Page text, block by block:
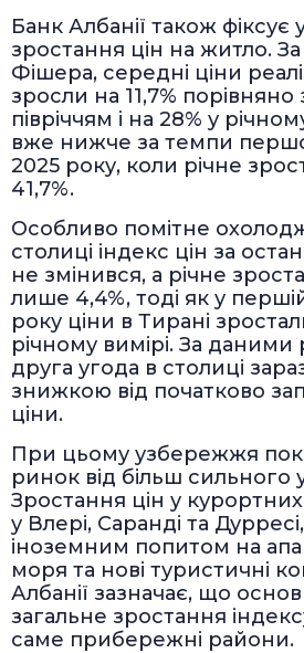
Банк Албанії також фіксує
зростання цін на житло.
Фішера, середні ціни
зросли на 11,7%
півріччям і на 28% у
вже нижче за темпи
2025 року, коли річне
41,7%.
Особливо помітне
столиці індекс цін за
не змінився, а річне
лише 4,4%, тоді як у
року ціни в Тирані
річному вимірі. За
друга угода в столиці
знижкою від початково
ціни.
При цьому узбережжя
ринок від більш сильного
Зростання цін у
у Влері, Саранді та
іноземним попитом на
моря та нові туристичні
Албанії зазначає, що
загальне зростання
саме прибережні райони.